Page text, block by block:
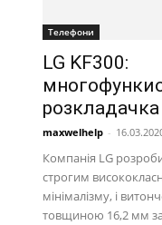
Телефони
LG KF300:
розкладачка
maxwelhelp -
Компанія LG
строгим
мінімалізму, і
товщиною 16,2 мм